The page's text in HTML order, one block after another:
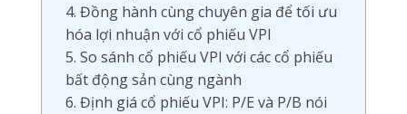
4. Đồng hành cùng chuyên gia để tối ưu
hóa lợi nhuận với cổ phiếu VPI
5. So sánh cổ phiếu VPI với các cổ phiếu
bất động sản cùng ngành
6. Định giá cổ phiếu VPI: P/E và P/B nói